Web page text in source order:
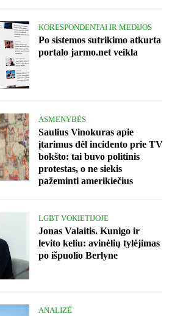
KORESPONDENTAI IR MEDIJOS
Po sistemos sutrikimo atkurta
portalo jarmo.net veikla
ASMENYBĖS
Saulius Vinokuras apie
įtarimus dėl incidento prie TV
bokšto: tai buvo politinis
protestas, o ne siekis
pažeminti amerikiečius
LGBT VOKIETIJOJE
Jonas Valaitis. Kunigo ir
levito keliu: avinėlių tylėjimas
po išpuolio Berlyne
ANALIZĖ